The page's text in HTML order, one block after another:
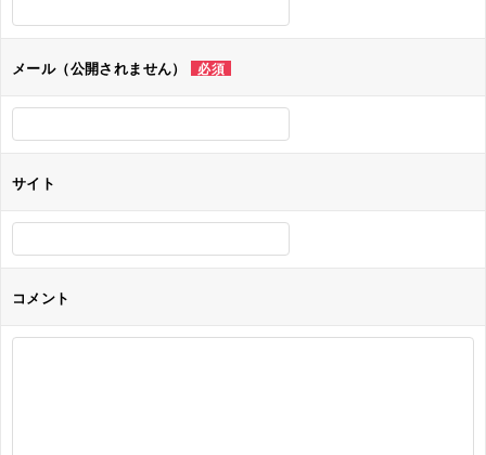
シ
メール（公開されません） 必須
サイト
コメント